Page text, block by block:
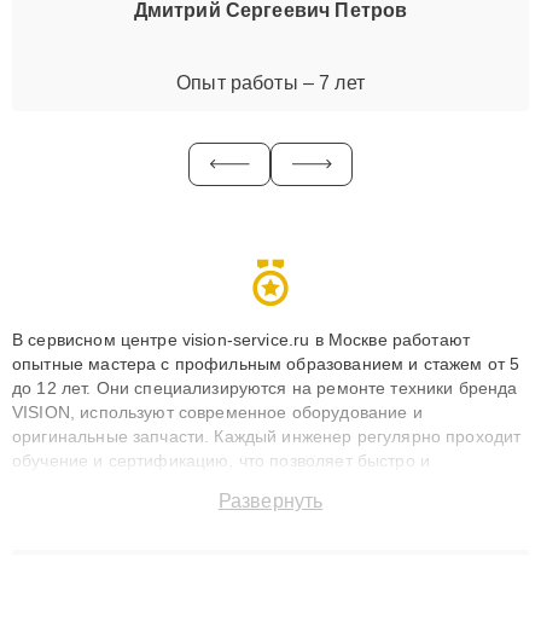
Дмитрий Сергеевич Петров
Опыт работы – 7 лет
В сервисном центре vision-service.ru в Москве работают
опытные мастера с профильным образованием и стажем от 5
до 12 лет. Они специализируются на ремонте техники бренда
VISION, используют современное оборудование и
оригинальные запчасти. Каждый инженер регулярно проходит
обучение и сертификацию, что позволяет быстро и
сохранением гарантии до 3 лет. Наши мастера решают
Развернуть